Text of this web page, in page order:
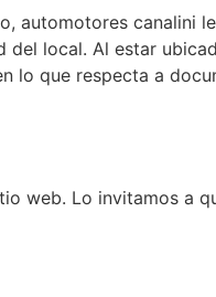
automotores canalini
del local. Al estar
lo que respecta a
web. Lo invitamos a